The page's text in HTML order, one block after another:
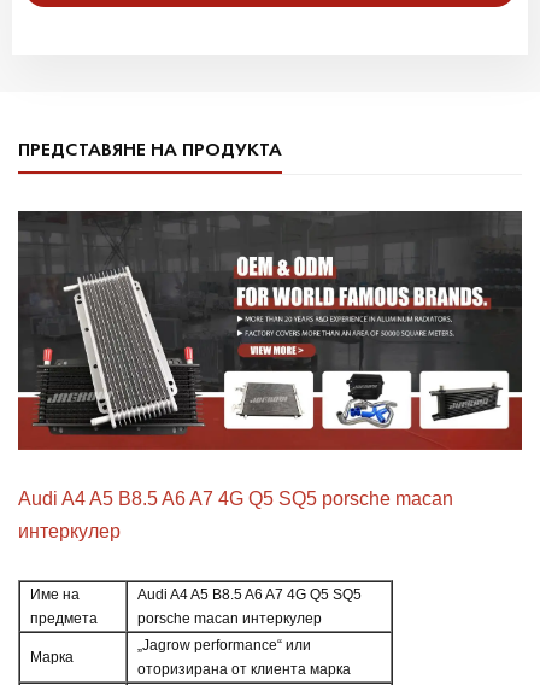
ПРЕДСТАВЯНЕ НА ПРОДУКТА
Audi A4 A5 B8.5 A6 A7 4G Q5 SQ5 porsche macan
интеркулер
Име на
предмета
Audi A4 A5 B8.5 A6 A7 4G Q5 SQ5
porsche macan интеркулер
Марка
„Jagrow performance“ или
оторизирана от клиента марка